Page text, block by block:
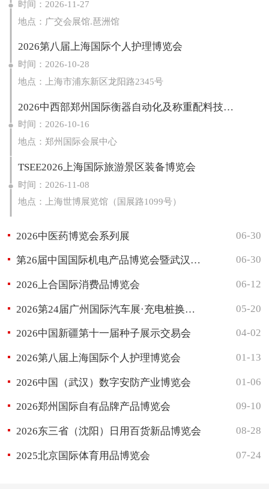
时间：2026-11-27
地点：广交会展馆.琶洲馆
2026第八届上海国际个人护理博览会
时间：2026-10-28
地点：上海市浦东新区龙阳路2345号
2026中西部郑州国际衡器自动化及称重配料技术设备博览会
时间：2026-10-16
地点：郑州国际会展中心
TSEE2026上海国际旅游景区装备博览会
时间：2026-11-08
地点：上海世博展览馆（国展路1099号）
2026中医药博览会系列展 06-30
第26届中国国际机电产品博览会暨武汉国际工业博览会 06-30
2026上合国际消费品博览会 06-12
2026第24届广州国际汽车展·充电桩换电站及光储充展区 05-20
2026中国新疆第十一届种子展示交易会 04-02
2026第八届上海国际个人护理博览会 01-13
2026中国（武汉）数字安防产业博览会 01-06
2026郑州国际自有品牌产品博览会 09-10
2026东三省（沈阳）日用百货新品博览会 08-28
2025北京国际体育用品博览会 07-24